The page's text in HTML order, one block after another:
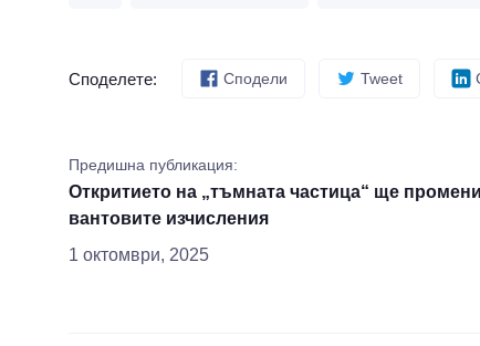
Споделете: Сподели Tweet
Предишна публикация:
Откритието на „тъмната частица“ ще
вантовите изчисления
1 октомври, 2025